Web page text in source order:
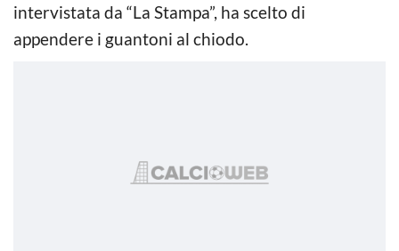
intervistata da “La Stampa”, ha scelto di
appendere i guantoni al chiodo.